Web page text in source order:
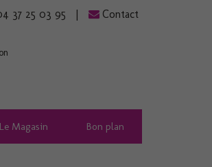
37 25 03 95 Contact
Le Magasin Bon plan